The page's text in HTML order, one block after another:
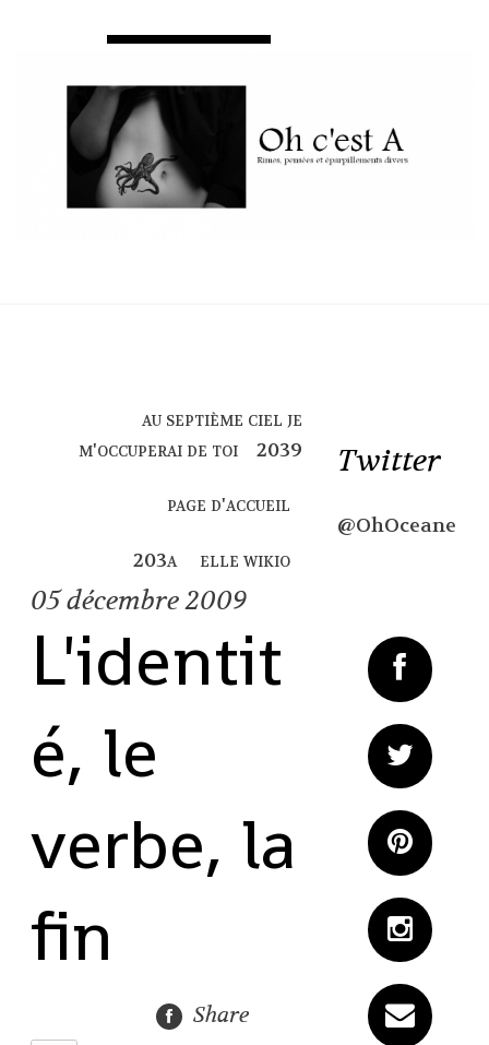
au septième ciel je
m'occuperai de toi
page d'accueil
elle wikio
05 décembre 2009
L'identit
é, le
verbe, la
fin
Share
Twitter
@OhOceane